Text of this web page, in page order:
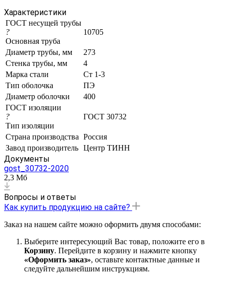
Характеристики
ГОСТ несущей трубы
?
Основная труба
10705
Диаметр трубы, мм
273
Стенка трубы, мм
4
Марка стали
Ст 1-3
Тип оболочка
ПЭ
Диаметр оболочки
400
ГОСТ изоляции
?
Тип изоляции
ГОСТ 30732
Страна производства Россия
Завод производитель Центр ТИНН
Документы
gost_30732-2020
2,3 Мб
Вопросы и ответы
Как купить продукцию на сайте?
Заказ на нашем сайте можно оформить двумя способами:
Выберите интересующий Вас товар, положите его в
Корзину. Перейдите в корзину и нажмите кнопку
«Оформить заказ», оставьте контактные данные и
следуйте дальнейшим инструкциям.